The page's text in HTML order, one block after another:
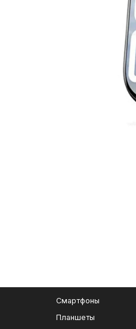
Смартфоны
Планшеты